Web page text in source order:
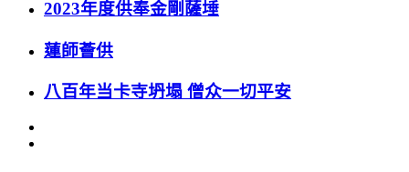
2023年度供奉金剛薩埵
蓮師薈供
八百年当卡寺坍塌 僧众一切平安